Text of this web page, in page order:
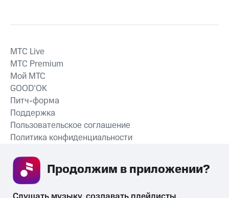
СКАЧАТЬ ПРИЛОЖЕНИЕ
MTС Live
MTС Premium
Мой МТС
GOOD’OK
Питч-форма
Поддержка
Пользовательское соглашение
Политика конфиденциальности